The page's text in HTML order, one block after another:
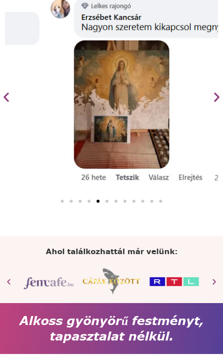
Ahol találkozhattál már velünk:
Alkoss gyönyörű festményt,
tapasztalat nélkül.